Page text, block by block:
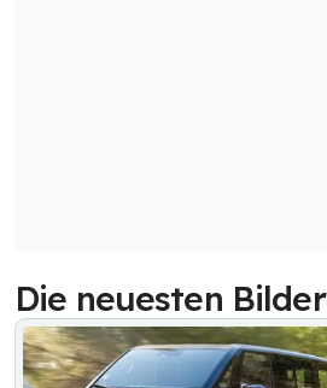
Die neuesten Bilder